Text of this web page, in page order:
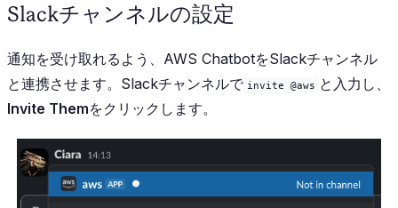
Slackチャンネルの設定
通知を受け取れるよう、AWS ChatbotをSlackチャンネル
と連携させます。Slackチャンネルで invite @aws と入力し、
Invite Themをクリックします。